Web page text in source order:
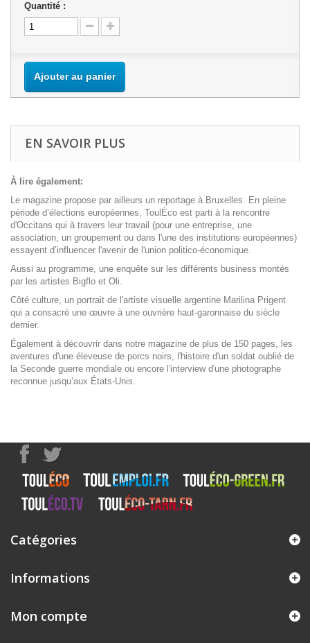
Quantité :
Ajouter au panier
EN SAVOIR PLUS
À lire également:
Le magazine propose par ailleurs un reportage à Bruxelles. En pleine
période d’élections européennes, ToulÉco est parti à la rencontre
d'Occitans qui à travers leur travail (pour une entreprise, une
association, un groupement ou dans l'une des institutions européennes)
essayent d’influencer l'avenir de l'union politico-économique.
Aussi au programme, une enquête sur les différents business montés
par les artistes Bigflo et Oli.
Côté culture, un portrait de l'artiste visuelle argentine Marilina Prigent
qui a consacré une œuvre à une ouvrière haut-garonnaise du siècle
dernier.
Également à découvrir dans notre magazine de plus de 150 pages, les
aventures d'une éleveuse de porcs noirs, l'histoire d'un soldat oublié de
la Seconde guerre mondiale ou encore l'interview d'une photographe
reconnue jusqu’aux États-Unis.
Catégories
Informations
Mon compte